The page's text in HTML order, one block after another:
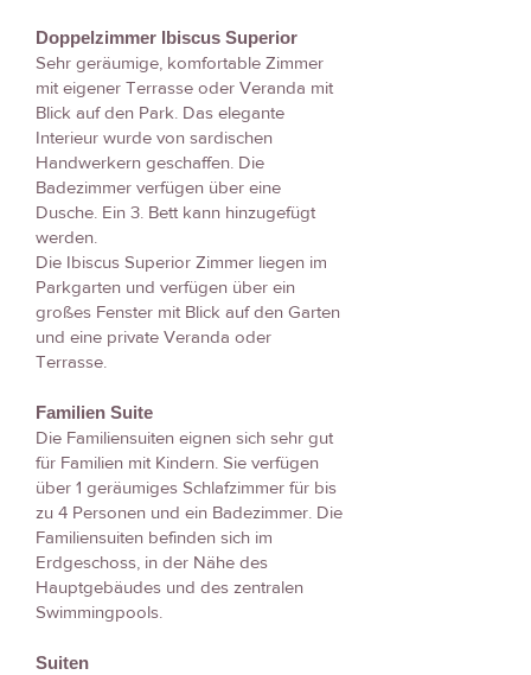
Doppelzimmer Ibiscus Superior
Sehr geräumige, komfortable Zimmer
mit eigener Terrasse oder Veranda mit
Blick auf den Park. Das elegante
Interieur wurde von sardischen
Handwerkern geschaffen. Die
Badezimmer verfügen über eine
Dusche. Ein 3. Bett kann hinzugefügt
werden.
Die Ibiscus Superior Zimmer liegen im
Parkgarten und verfügen über ein
großes Fenster mit Blick auf den Garten
und eine private Veranda oder
Terrasse.
Familien Suite
Die Familiensuiten eignen sich sehr gut
für Familien mit Kindern. Sie verfügen
über 1 geräumiges Schlafzimmer für bis
zu 4 Personen und ein Badezimmer. Die
Familiensuiten befinden sich im
Erdgeschoss, in der Nähe des
Hauptgebäudes und des zentralen
Swimmingpools.
Suiten